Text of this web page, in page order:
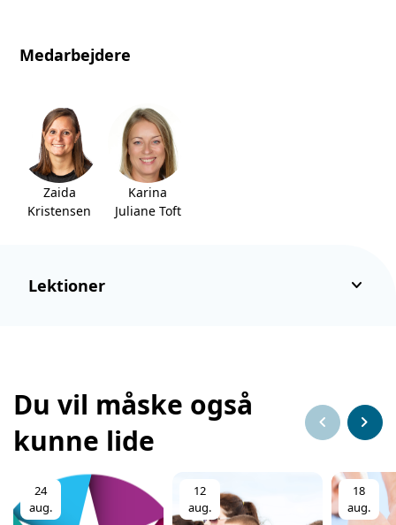
Medarbejdere
Zaida
Kristensen
Karina
Juliane Toft
Lektioner keyboard_arrow_down
Du vil måske også
kunne lide
chevron_left chevron_right
24
aug.
12
aug.
18
aug.